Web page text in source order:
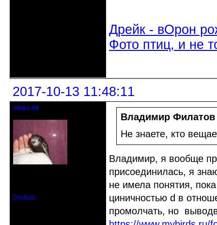
Дрейк - вОрон
Фото птиц, и не
2017-10-13 11:48:11
sfinks-59
Профиль
Владимир
Не знаете, кто
Владимир, я вообще
присоединилась, я
не имела понятия,
циничностью d в
промолчать, но